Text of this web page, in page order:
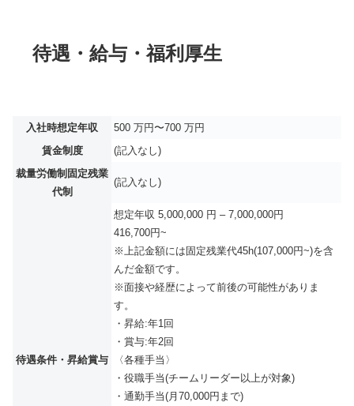
待遇・給与・福利厚生
入社時想定年収
500 万円〜700 万円
賃金制度
(記入なし)
裁量労働制固定残業
代制
(記入なし)
待遇条件・昇給賞与
想定年収 5,000,000 円 – 7,000,000円
416,700円~
※上記金額には固定残業代45h(107,000円~)を含
んだ金額です。
※面接や経歴によって前後の可能性がありま
す。
・昇給:年1回
・賞与:年2回
〈各種手当〉
・役職手当(チームリーダー以上が対象)
・通勤手当(月70,000円まで)